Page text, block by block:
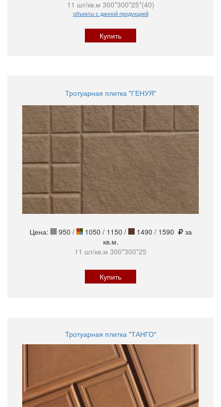
11 шт/кв.м 300*300*25*(40)
объекты с данной продукцией
Купить
Тротуарная плитка "ГЕНУЯ"
Цена: 950 / 1050 / 1150 / 1490 / 1590
за
кв.м.
11 шт/кв.м 300*300*25
Купить
Тротуарная плитка "ТАНГО"